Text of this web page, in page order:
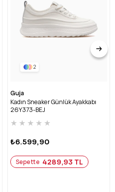
2
Guja
Kadın Sneaker Günlük Ayakkabı
26Y373-BEJ
★ ★ ★ ★ ★
₺6.599,90
Sepette 4289,93 TL